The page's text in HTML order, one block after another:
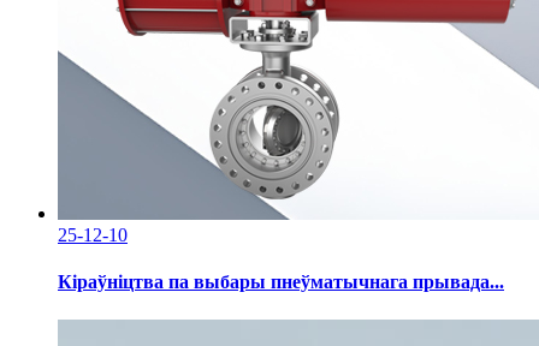
25-12-10
Кіраўніцтва па выбары пнеўматычнага прывада...